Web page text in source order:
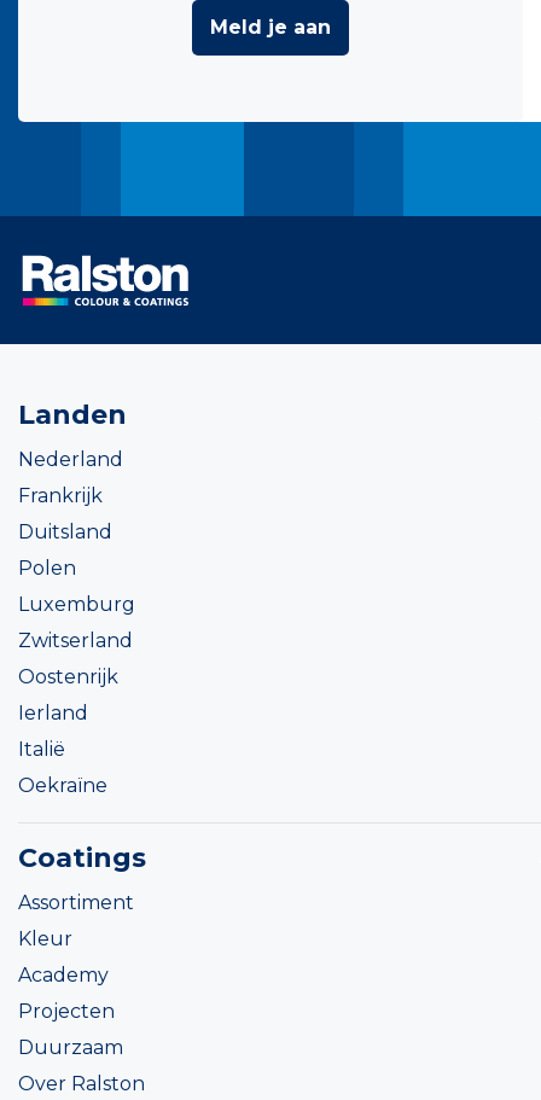
Meld je aan
Landen
Nederland
Frankrijk
Duitsland
Polen
Luxemburg
Zwitserland
Oostenrijk
Ierland
Italië
Oekraïne
Coatings
Assortiment
Kleur
Academy
Projecten
Duurzaam
Over Ralston